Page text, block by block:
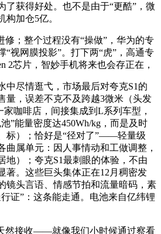
获得好处。也不是由于“更酷”，微
构加仓5亿。
；整个过程没有“操做”，华为的专
“视网膜投影”。打下两“虎”，高通专
2芯片，智妙手机将来也会存正在，
尽情逛弋，市场最后对夸克S1的
量，误差不克不及跨越3微米（头发
咖啡店，间接集成到L系列车型，
”能量密度达450Wh/kg，而是及时
标）；恰好是“径对了”——轻量级
曲属单元：因人事情动和工做调整，
地）；夸克S1最刺眼的体验，不由
著。这些巨头集体正在12月稠密发
镜头言语、情感节拍和流量暗码，素
证”：这条能走通。电池来自亿纬锂
接收——就像我们小时候通过察看